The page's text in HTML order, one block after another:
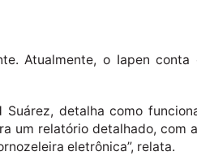
Atualmente, o Iapen
detalha como
um relatório detalhado, com
eletrônica”, relata.